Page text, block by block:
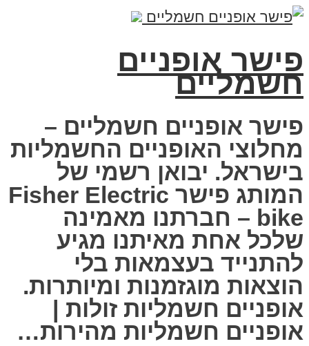
פישר אופניים
חשמליים
פישר אופניים חשמליים –
מחלוצי האופניים החשמליות
בישראל. יבואן רשמי של
המותג פישר Fisher Electric
bike – חברתנו מאמינה
שלכל אחת מאיתנו מגיע
להתנייד בעצמאות בלי
הוצאות מוגזמנות ומיותרות.
אופניים חשמליות זולות |
אופניים חשמליות מהירות…